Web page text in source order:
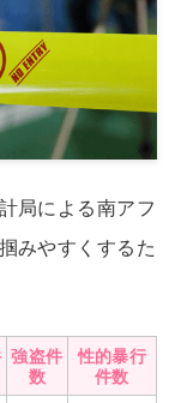
局による南アフ
みやすくするた
強盗件
数
性的暴行
件数